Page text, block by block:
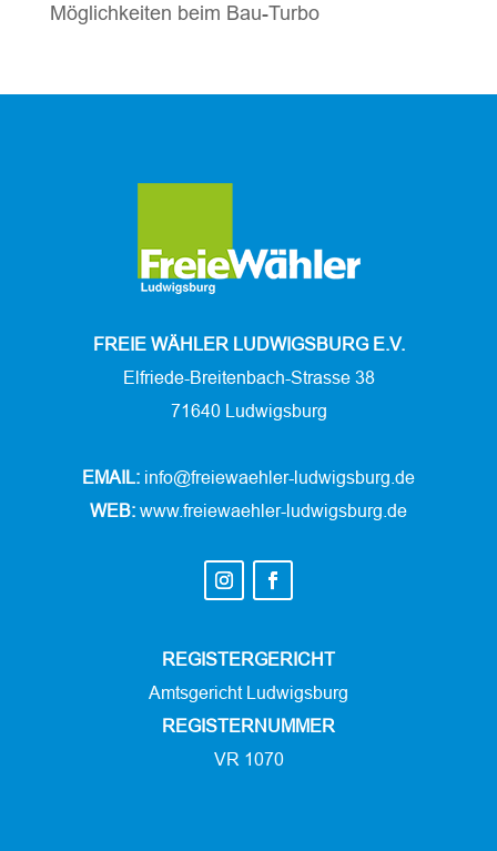
Möglichkeiten beim Bau-Turbo
FREIE WÄHLER LUDWIGSBURG E.V.
Elfriede-Breitenbach-Strasse 38
71640 Ludwigsburg
EMAIL: info@freiewaehler-ludwigsburg.de
WEB: www.freiewaehler-ludwigsburg.de
REGISTERGERICHT
Amtsgericht Ludwigsburg
REGISTERNUMMER
VR 1070